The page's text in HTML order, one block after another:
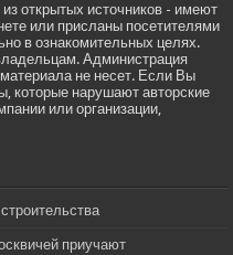
открытых источников - имеют
или присланы посетителями
в ознакомительных целях.
Администрация
не несет. Если Вы
которые нарушают авторские
или организации,
приучают